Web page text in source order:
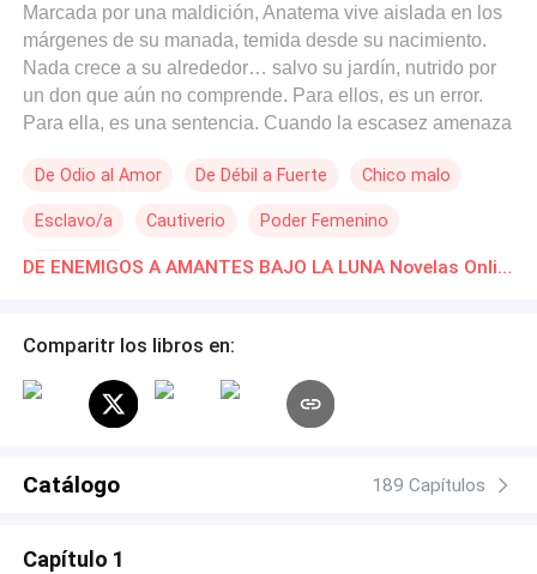
Marcada por una maldición, Anatema vive aislada en los
márgenes de su manada, temida desde su nacimiento.
Nada crece a su alrededor… salvo su jardín, nutrido por
un don que aún no comprende. Para ellos, es un error.
Para ella, es una sentencia. Cuando la escasez amenaza
tributo a Imperial Moon, el clan más poderoso y temido
portavoz cruel, sarcástico… y maldito como ella. Dicen
que su maldición pudre su carne cada vez que toma
vista. Se hieren con palabras. Se desafían con silencios.
un pasado que no perdona, lo que comenzó como un
sacrificio se transforma en un vínculo inevitable. Porque
Ana empieza a temer que esté dispuesta a amar uno.
De Odio al Amor De Débil a Fuerte Chico malo
Esclavo/a Cautiverio Poder Femenino
Aventurera DE ENEMIGOS A AMANTES BAJO LA LUNA Novelas Online Descarga gratuita de PDF
Comparitr los libros en:
Catálogo 189 Capítulos
Capítulo 1